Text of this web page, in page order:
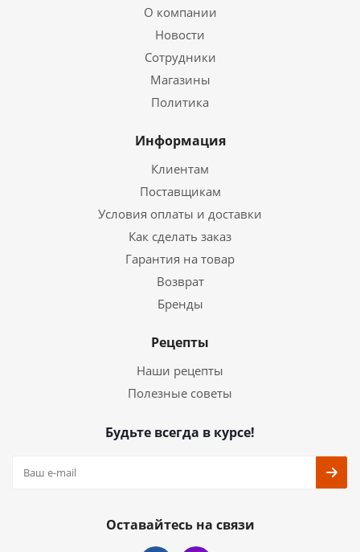
О компании
Новости
Сотрудники
Магазины
Политика
Информация
Клиентам
Поставщикам
Условия оплаты и доставки
Как сделать заказ
Гарантия на товар
Возврат
Бренды
Рецепты
Наши рецепты
Полезные советы
Будьте всегда в курсе!
Оставайтесь на связи